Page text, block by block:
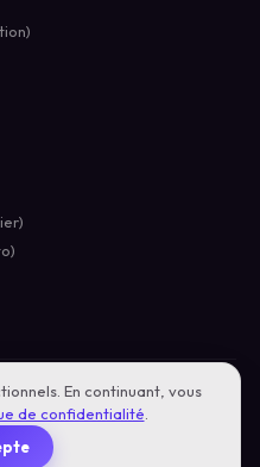
En continuant, vous
de confidentialité